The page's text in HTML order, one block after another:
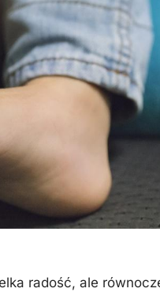
radość, ale